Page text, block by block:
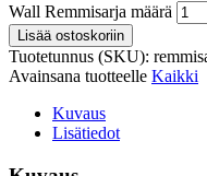
Wall Remmisarja määrä
Lisää ostoskoriin
Tuotetunnus (SKU):
Avainsana tuotteelle Kaikki
Kuvaus
Lisätiedot